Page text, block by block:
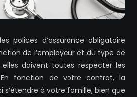
polices d’assurance obligatoire
de l’employeur et du type de
doivent toutes respecter les
En fonction de votre contrat, la
s’étendre à votre famille, bien que